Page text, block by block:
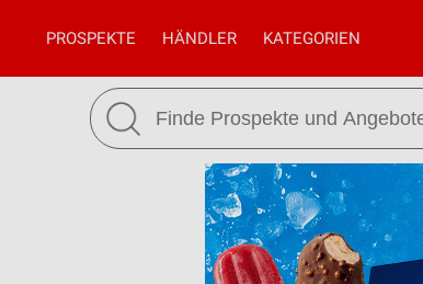
PROSPEKTE HÄNDLER KATEGORIEN